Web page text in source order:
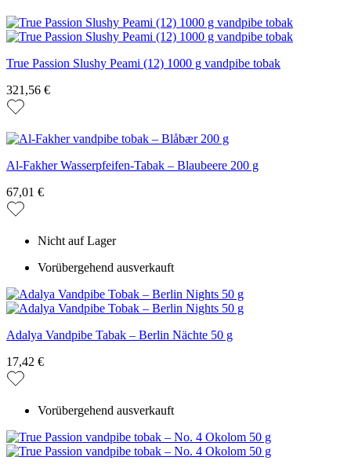
True Passion Slushy Peami (12) 1000 g vandpibe tobak
321,56 €
Al-Fakher Wasserpfeifen-Tabak – Blaubeere 200 g
67,01 €
Nicht auf Lager
Vorübergehend ausverkauft
Adalya Vandpibe Tabak – Berlin Nächte 50 g
17,42 €
Vorübergehend ausverkauft